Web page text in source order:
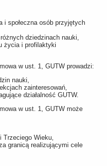
i społeczna osób przyjętych
dziedzinach nauki,
życia i profilaktyki
w ust. 1, GUTW prowadzi:
nauki,
zainteresowań,
działalność GUTW.
w ust. 1, GUTW może
Wieku,
granicą realizującymi cele